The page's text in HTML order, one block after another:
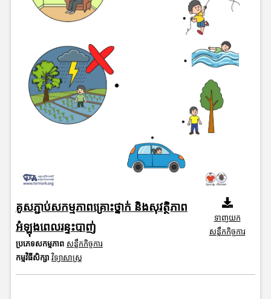
គូសភ្ជាប់សកម្មភាពគ្រោះថ្នាក់ និងសុវត្ថិភាព
អំឡុងពេលរន្ទះបាញ់
ប្រភេទសកម្មភាព សន្លឹកកិច្ចការ
កម្មវិធីសិក្សា វិទ្យាសាស្រ្ត
ទាញយក
សន្លឹកកិច្ចការ